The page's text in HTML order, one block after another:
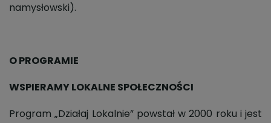
namysłowski).
O PROGRAMIE
WSPIERAMY LOKALNE SPOŁECZNOŚCI
Program „Działaj Lokalnie” powstał w 2000 roku i jest